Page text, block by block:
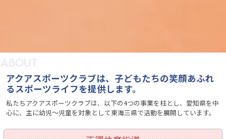
アクアスポーツクラブは、子どもたちの笑顔あふれ
るスポーツライフを提供します。
私たちアクアスポーツクラブは、以下の4つの事業を柱とし、愛知県を中
心に、主に幼児〜児童を対象として東海三県で活動を展開しています。